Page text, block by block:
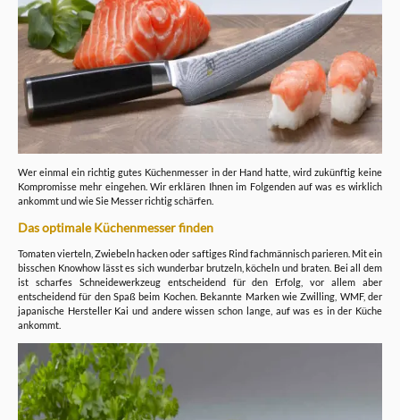
Wer einmal ein richtig gutes Küchenmesser in der Hand hatte, wird zukünftig keine
Kompromisse mehr eingehen. Wir erklären Ihnen im Folgenden auf was es wirklich
ankommt und wie Sie Messer richtig schärfen.
Das optimale Küchenmesser finden
Tomaten vierteln, Zwiebeln hacken oder saftiges Rind fachmännisch parieren. Mit ein
bisschen Knowhow lässt es sich wunderbar brutzeln, köcheln und braten. Bei all dem
ist scharfes Schneidewerkzeug entscheidend für den Erfolg, vor allem aber
entscheidend für den Spaß beim Kochen. Bekannte Marken wie Zwilling, WMF, der
japanische Hersteller Kai und andere wissen schon lange, auf was es in der Küche
ankommt.